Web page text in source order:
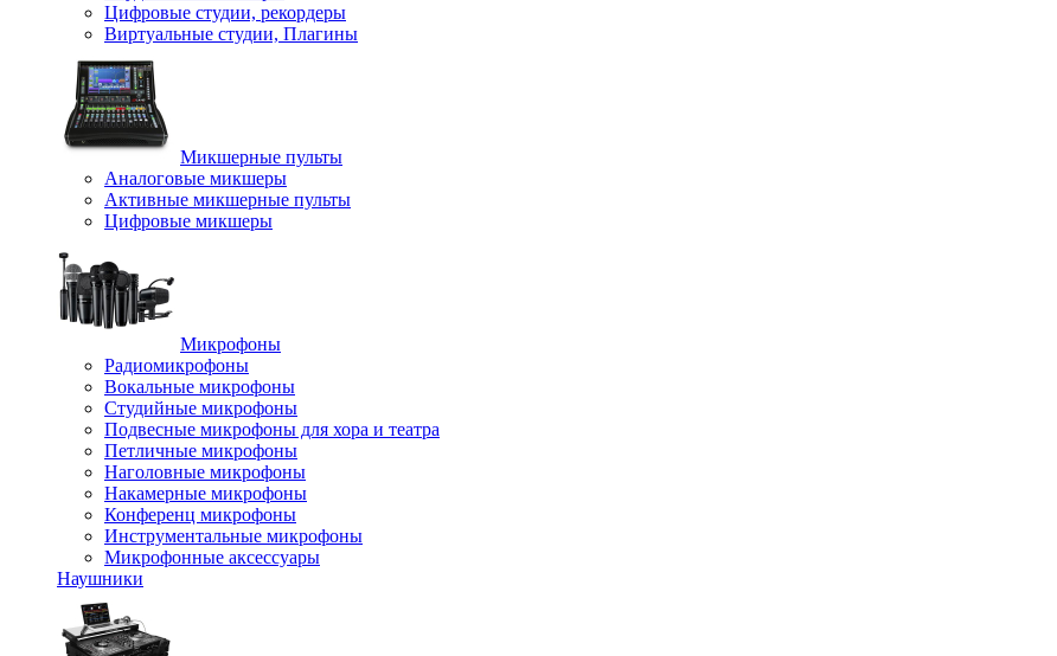
Цифровые студии, рекордеры
Виртуальные студии, Плагины
Микшерные пульты
Аналоговые микшеры
Активные микшерные пульты
Цифровые микшеры
Микрофоны
Радиомикрофоны
Вокальные микрофоны
Студийные микрофоны
Подвесные микрофоны для хора и театра
Петличные микрофоны
Наголовные микрофоны
Накамерные микрофоны
Конференц микрофоны
Инструментальные микрофоны
Микрофонные аксессуары
Наушники